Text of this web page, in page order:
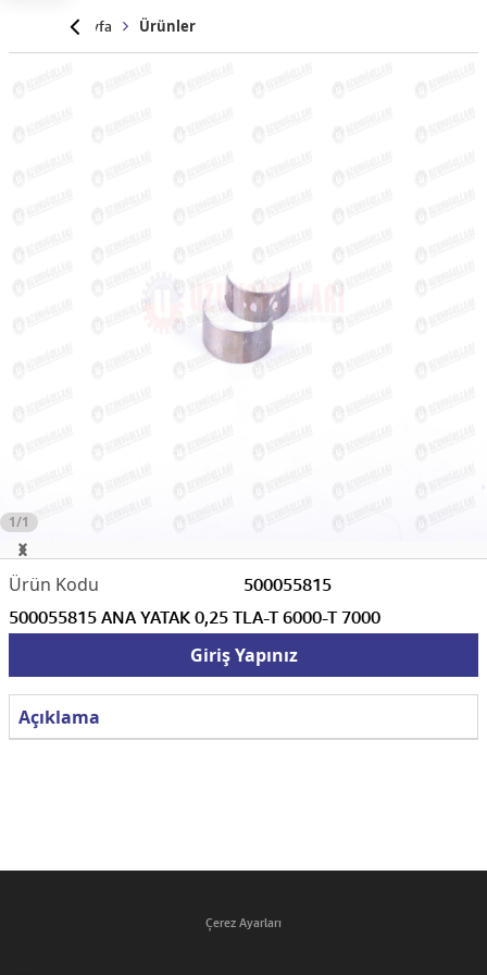
Anasayfa Ürünler
1/1
500055815
500055815 ANA YATAK 0,25 TLA-T 6000-T 7000
Giriş Yapınız
Açıklama
Çerez Ayarları